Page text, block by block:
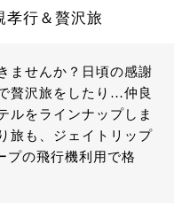
孝行＆贅沢旅
ませんか？日頃の感謝
贅沢旅をしたり…仲良
ルをラインナップしま
旅も、ジェイトリップ
プの飛行機利用で格